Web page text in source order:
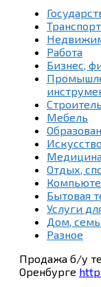
Транспорт
Работа
Бизнес,
Мебель
Отдых,
Бытовая
Услуги
Дом,
Разное
Продажа б/у
Оренбурге